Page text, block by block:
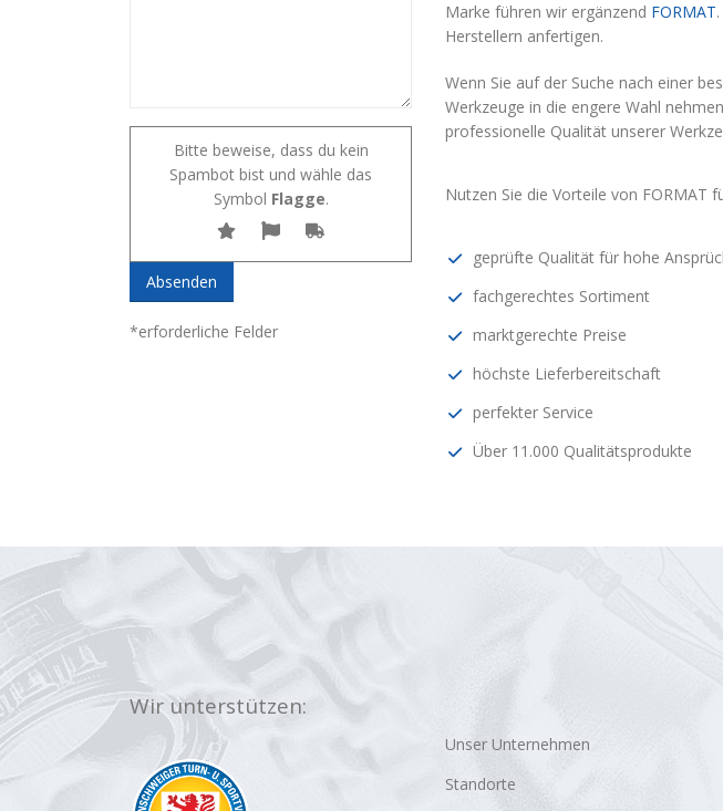
Bitte beweise, dass du kein
Spambot bist und wähle das
Symbol Flagge.
*erforderliche Felder
Marke führen wir ergänzend FORMAT
Herstellern anfertigen.
Wenn Sie auf der Suche nach einer
Werkzeuge in die engere Wahl
professionelle Qualität unserer
Nutzen Sie die Vorteile von FORMAT
geprüfte Qualität für hohe
fachgerechtes Sortiment
marktgerechte Preise
höchste Lieferbereitschaft
perfekter Service
Über 11.000 Qualitätsprodukte
Wir unterstützen:
Unser Unternehmen
Standorte